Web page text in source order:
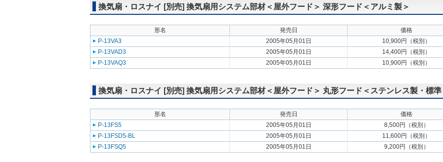
換気扇・ロスナイ [別売] 換気扇用システム部材＜屋外フード＞ 深形フード＜アルミ製＞
形名 発売日
価格
P-13VA3
2005年05月01日
10,900円（税別）
P-13VAD3
2005年05月01日
14,400円（税別）
P-13VAQ3
2005年05月01日 10,900円（税別）
換気扇・ロスナイ [別売] 換気扇用システム部材＜屋外フード＞ 丸形フード＜ステンレス製・標準
形名 発売日
価格
P-13FS5
2005年05月01日
8,500円（税別）
P-13FSD5-BL
2005年05月01日
11,600円（税別）
P-13FSQ5
2005年05月01日 9,200円（税別）